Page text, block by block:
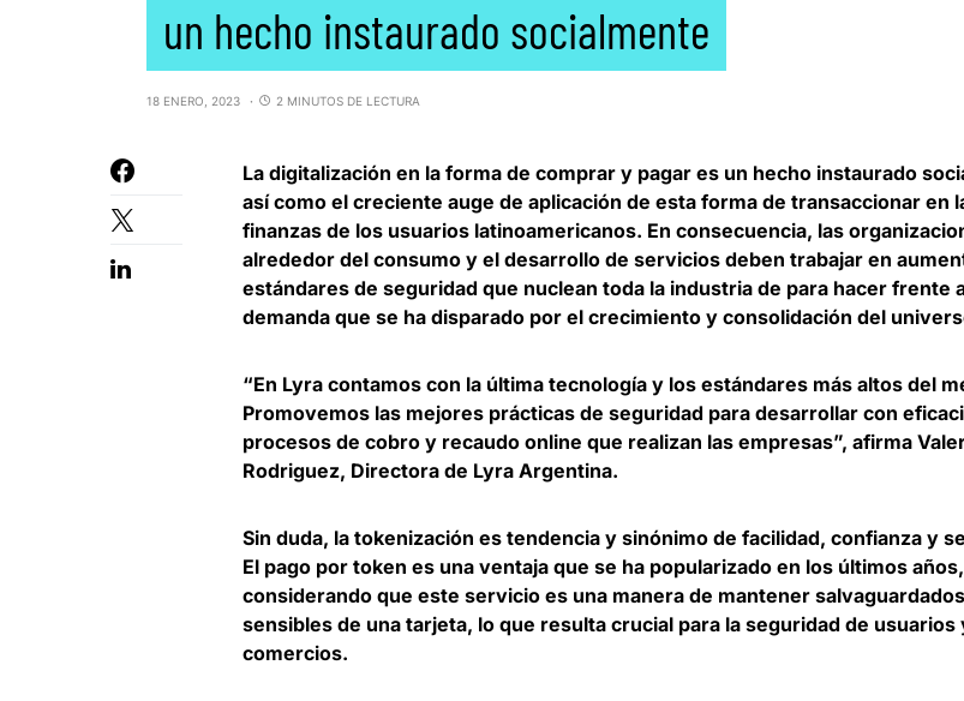
un hecho instaurado socialmente
18 ENERO, 2023 2 MINUTOS DE LECTURA
La digitalización en la forma de comprar y pagar es un hecho instaurado
así como el creciente auge de aplicación de esta forma de transaccionar en
finanzas de los usuarios latinoamericanos. En consecuencia, las
alrededor del consumo y el desarrollo de servicios deben trabajar en
estándares de seguridad que nuclean toda la industria de para hacer frente
demanda que se ha disparado por el crecimiento y consolidación del
“En Lyra contamos con la última tecnología y los estándares más altos del
Promovemos las mejores prácticas de seguridad para desarrollar con
procesos de cobro y recaudo online que realizan las empresas”, afirma
Rodriguez, Directora de Lyra Argentina.
Sin duda, la tokenización es tendencia y sinónimo de facilidad, confianza y
El pago por token es una ventaja que se ha popularizado en los últimos años,
considerando que este servicio es una manera de mantener
sensibles de una tarjeta, lo que resulta crucial para la seguridad de usuarios
comercios.